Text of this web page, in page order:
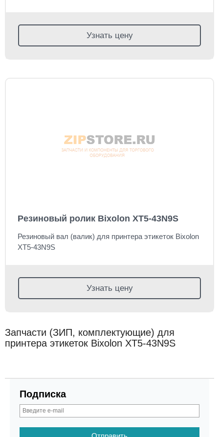
Узнать цену
Резиновый ролик Bixolon XT5-43N9S
Резиновый вал (валик) для принтера этикеток Bixolon
XT5-43N9S
Узнать цену
Запчасти (ЗИП, комплектующие) для
принтера этикеток Bixolon XT5-43N9S
Подписка